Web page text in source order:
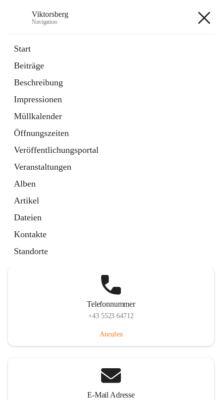
Viktorsberg
Navigation
Start
Beiträge
Beschreibung
Impressionen
Müllkalender
Öffnungszeiten
Veröffentlichungsportal
Veranstaltungen
Alben
Artikel
Dateien
Kontakte
Standorte
1 Schnellzugriff
Bürgerservice
10 Schnellzugriffe
Telefonnummer
+43 5523 64712
Anrufen
E-Mail Adresse